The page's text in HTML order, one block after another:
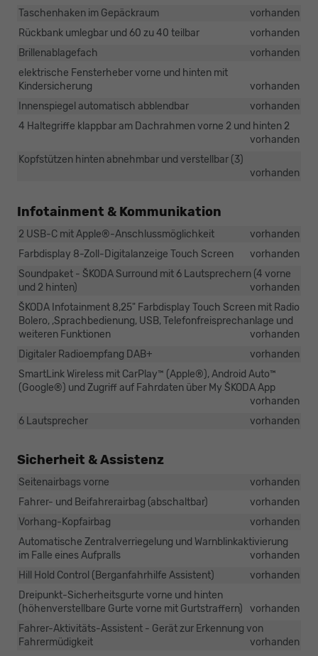
Taschenhaken im Gepäckraum
vorhanden
Rückbank umlegbar und 60 zu 40 teilbar
vorhanden
Brillenablagefach
vorhanden
elektrische Fensterheber vorne und hinten mit
Kindersicherung
vorhanden
Innenspiegel automatisch abblendbar
vorhanden
4 Haltegriffe klappbar am Dachrahmen vorne 2 und hinten 2
vorhanden
Kopfstützen hinten abnehmbar und verstellbar (3)
vorhanden
Infotainment & Kommunikation
2 USB-C mit Apple®-Anschlussmöglichkeit
vorhanden
Farbdisplay 8-Zoll-Digitalanzeige Touch Screen
vorhanden
Soundpaket - ŠKODA Surround mit 6 Lautsprechern (4 vorne
und 2 hinten)
vorhanden
ŠKODA Infotainment 8,25" Farbdisplay Touch Screen mit Radio
Bolero, ,Sprachbedienung, USB, Telefonfreisprechanlage und
weiteren Funktionen
vorhanden
Digitaler Radioempfang DAB+
vorhanden
SmartLink Wireless mit CarPlay™ (Apple®), Android Auto™
(Google®) und Zugriff auf Fahrdaten über My ŠKODA App
vorhanden
6 Lautsprecher
vorhanden
Sicherheit & Assistenz
Seitenairbags vorne
vorhanden
Fahrer- und Beifahrerairbag (abschaltbar)
vorhanden
Vorhang-Kopfairbag
vorhanden
Automatische Zentralverriegelung und Warnblinkaktivierung
im Falle eines Aufpralls
vorhanden
Hill Hold Control (Berganfahrhilfe Assistent)
vorhanden
Dreipunkt-Sicherheitsgurte vorne und hinten
(höhenverstellbare Gurte vorne mit Gurtstraffern)
vorhanden
Fahrer-Aktivitäts-Assistent - Gerät zur Erkennung von
Fahrermüdigkeit
vorhanden